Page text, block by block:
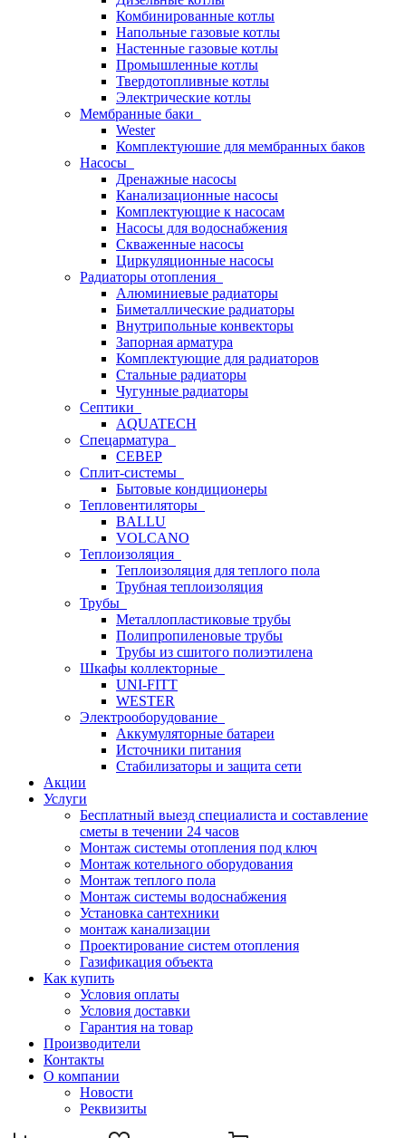
Комбинированные котлы
Напольные газовые котлы
Настенные газовые котлы
Промышленные котлы
Твердотопливные котлы
Электрические котлы
Мембранные баки
Wester
Комплектуюшие для мембранных баков
Насосы
Дренажные насосы
Канализационные насосы
Комплектующие к насосам
Насосы для водоснабжения
Скваженные насосы
Циркуляционные насосы
Радиаторы отопления
Алюминиевые радиаторы
Биметаллические радиаторы
Внутрипольные конвекторы
Запорная арматура
Комплектующие для радиаторов
Стальные радиаторы
Чугунные радиаторы
Септики
AQUATECH
Спецарматура
СЕВЕР
Сплит-системы
Бытовые кондиционеры
Тепловентиляторы
BALLU
VOLCANO
Теплоизоляция
Теплоизоляция для теплого пола
Трубная теплоизоляция
Трубы
Металлопластиковые трубы
Полипропиленовые трубы
Трубы из сшитого полиэтилена
Шкафы коллекторные
UNI-FITT
WESTER
Электрооборудование
Аккумуляторные батареи
Источники питания
Стабилизаторы и защита сети
Акции
Услуги
Бесплатный выезд специалиста и составление
сметы в течении 24 часов
Монтаж системы отопления под ключ
Монтаж котельного оборудования
Монтаж теплого пола
Монтаж системы водоснабжения
Установка сантехники
монтаж канализации
Проектирование систем отопления
Газификация объекта
Как купить
Условия оплаты
Условия доставки
Гарантия на товар
Производители
Контакты
О компании
Новости
Реквизиты